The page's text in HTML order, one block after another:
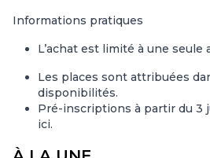
Informations pratiques
L’achat est limité à une seule
Les places sont attribuées
disponibilités.
Pré-inscriptions à partir du 3
ici.